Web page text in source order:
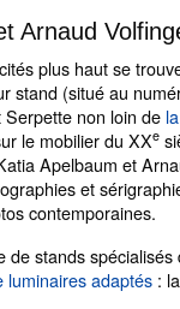
Arnaud
plus haut se
stand (situé au
non loin de
le mobilier du XXe
Apelbaum et
et
contemporaines.
de stands spécialisés
luminaires adaptés :